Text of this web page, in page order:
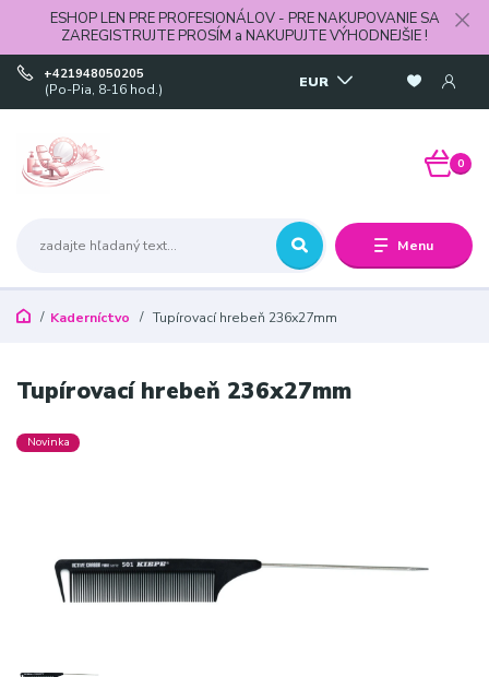
ESHOP LEN PRE PROFESIONÁLOV - PRE NAKUPOVANIE SA
ZAREGISTRUJTE PROSÍM a NAKUPUJTE VÝHODNEJŠIE !
Menu
EUR
+421948050205
(Po-Pia, 8-16 hod.)
0
Kaderníctvo Tupírovací hrebeň 236x27mm
Tupírovací hrebeň 236x27mm
Novinka